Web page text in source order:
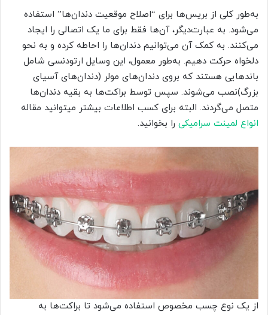
به‌طور کلی از بریس‌ها برای “اصلاح موقعیت دندان‌ها” استفاده
می‌شود. به‌ عبارت‌دیگر، آن‌ها فقط برای ما یک اتصالی را ایجاد
می‌کنند. به کمک‌ آن می‌توانیم دندان‌ها را احاطه کرده و به نحو
دلخواه حرکت دهیم. به‌طور معمول، این وسایل ارتودنسی شامل
باندهایی هستند که بروی دندان‌های مولر (دندان‌های آسیای
بزرگ)نصب می‌شوند. سپس توسط براکت‌ها به بقیه دندان‌ها
متصل می‌گردند. البته برای کسب اطلاعات بیشتر میتوانید مقاله
انواع لمینت سرامیکی را بخوانید.
از یک نوع چسب مخصوص استفاده می‌شود تا براکت‌ها به